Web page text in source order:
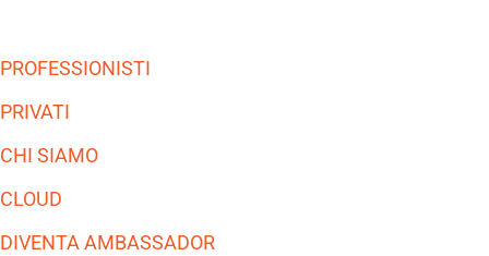
PROFESSIONISTI
PRIVATI
CHI SIAMO
CLOUD
DIVENTA AMBASSADOR